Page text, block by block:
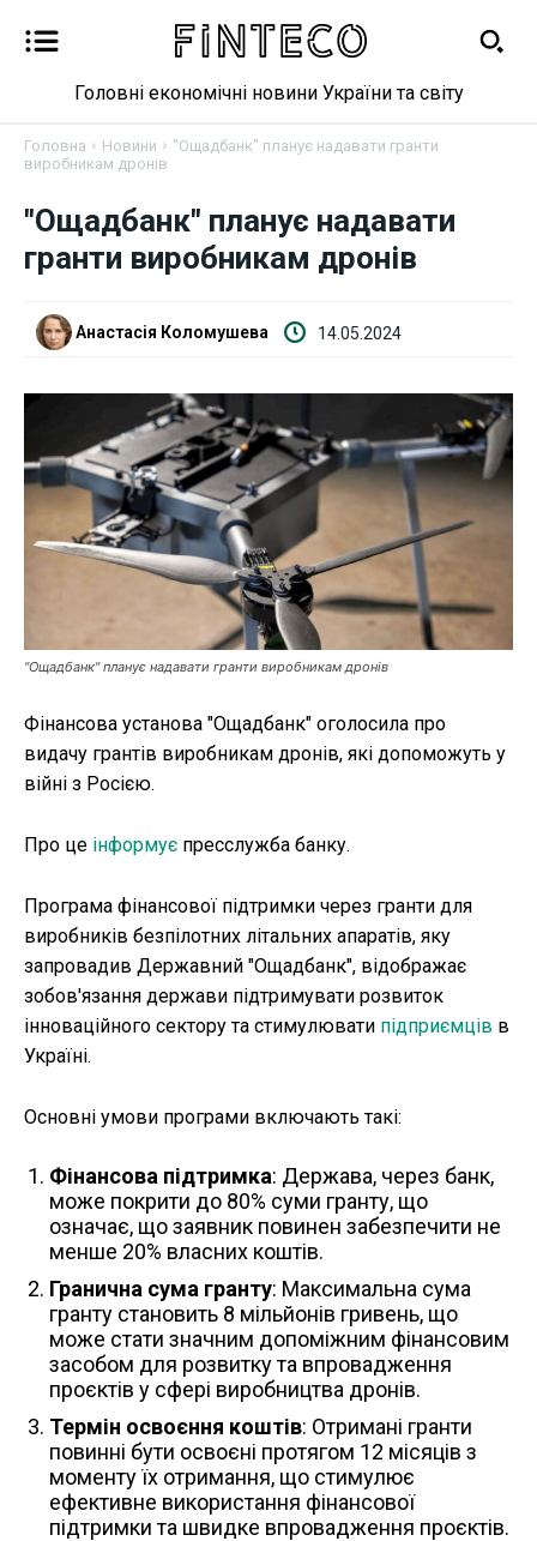
Новини
Бізнес
Фінанси
Валютний ринок
Криптовалюта
Робота і освіта
Публікації
ФОП
Ми в соц. мережах
Головні економічні новини України та світу
Головна Новини
"Ощадбанк" планує надавати гранти
виробникам дронів
"Ощадбанк" планує надавати
гранти виробникам дронів
Анастасія Коломушева 14.05.2024
"Ощадбанк" планує надавати гранти виробникам дронів
Фінансова установа "Ощадбанк" оголосила про
видачу грантів виробникам дронів, які допоможуть у
війні з Росією.
Про це інформує пресслужба банку.
Програма фінансової підтримки через гранти для
виробників безпілотних літальних апаратів, яку
запровадив Державний "Ощадбанк", відображає
зобов'язання держави підтримувати розвиток
інноваційного сектору та стимулювати підприємців в
Україні.
Основні умови програми включають такі:
Фінансова підтримка: Держава, через банк,
може покрити до 80% суми гранту, що
означає, що заявник повинен забезпечити не
менше 20% власних коштів.
Гранична сума гранту: Максимальна сума
гранту становить 8 мільйонів гривень, що
може стати значним допоміжним фінансовим
засобом для розвитку та впровадження
проєктів у сфері виробництва дронів.
Термін освоєння коштів: Отримані гранти
повинні бути освоєні протягом 12 місяців з
моменту їх отримання, що стимулює
ефективне використання фінансової
підтримки та швидке впровадження проєктів.